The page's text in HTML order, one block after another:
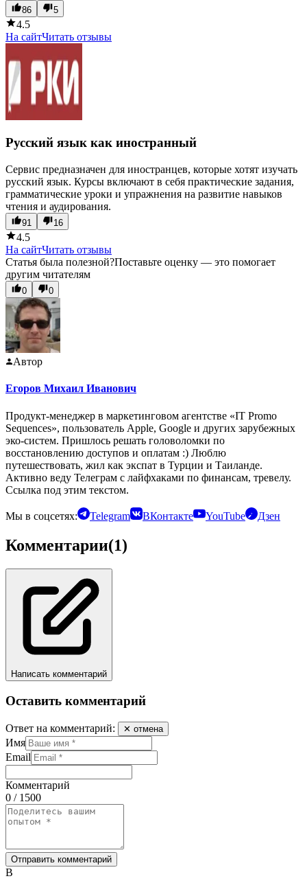
86 5
4.5
На сайтЧитать отзывы
Русский язык как иностранный
Сервис предназначен для иностранцев, которые хотят изучать
русский язык. Курсы включают в себя практические задания,
грамматические уроки и упражнения на развитие навыков
чтения и аудирования.
91 16
4.5
На сайтЧитать отзывы
Статья была полезной?Поставьте оценку — это помогает
другим читателям
0 0
Автор
Егоров Михаил Иванович
Продукт-менеджер в маркетинговом агентстве «IT Promo
Sequences», пользователь Apple, Google и других зарубежных
эко-систем. Пришлось решать головоломки по
восстановлению доступов и оплатам :) Люблю
путешествовать, жил как экспат в Турции и Таиланде.
Активно веду Телеграм с лайфхаками по финансам, тревелу.
Ссылка под этим текстом.
Мы в соцсетях: Telegram ВКонтакте YouTube Дзен
Комментарии(1)
Написать комментарий
Оставить комментарий
Ответ на комментарий: ✕ отмена
Имя
Email
Комментарий
0 / 1500
Отправить комментарий
В